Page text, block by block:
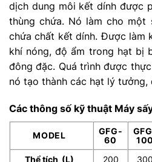
dịch dung môi kết dính được
thùng chứa. Nó làm cho
chứa chất kết dính. Được làm
khí nóng, độ ẩm trong hạt bị
đông đặc. Quá trình được
nó tạo thành các hạt lý tưởng,
Các thông số kỹ thuật Máy
MODEL
GFG-
60
100
Thể tích (L)
200 300